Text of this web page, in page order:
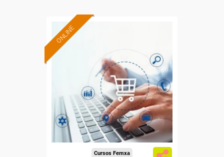
ONLINE
Formación 100%
subvencionada.
Para desempleados,
trabajadores y autónomos
de Cantabria.
Para todos los sectores.
Cursos Femxa